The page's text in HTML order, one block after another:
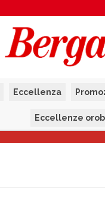
Eccellenza
Eccellenze